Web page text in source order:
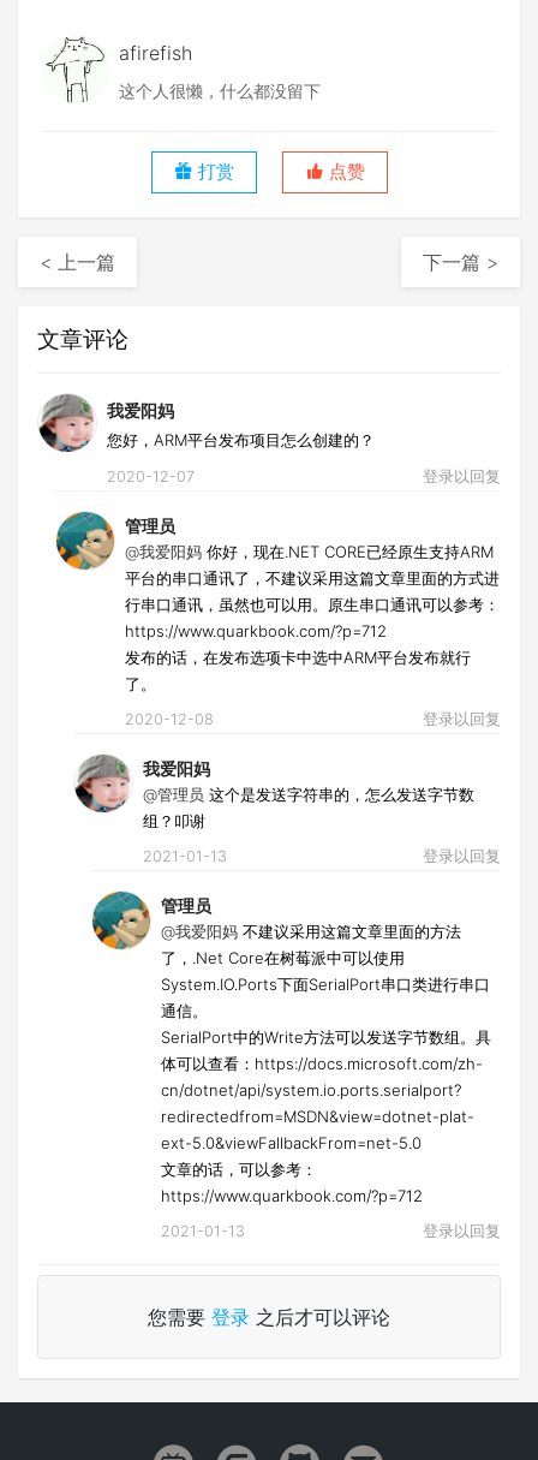
afirefish
这个人很懒，什么都没留下
打赏 点赞
< 上一篇 下一篇 >
文章评论
我爱阳妈
您好，ARM平台发布项目怎么创建的？
2020-12-07 登录以回复
管理员
@我爱阳妈 你好，现在.NET CORE已经原生支持ARM
平台的串口通讯了，不建议采用这篇文章里面的方式进
行串口通讯，虽然也可以用。原生串口通讯可以参考：
https://www.quarkbook.com/?p=712
发布的话，在发布选项卡中选中ARM平台发布就行
了。
2020-12-08 登录以回复
我爱阳妈
@管理员 这个是发送字符串的，怎么发送字节数
组？叩谢
2021-01-13 登录以回复
管理员
@我爱阳妈 不建议采用这篇文章里面的方法
了，.Net Core在树莓派中可以使用
System.IO.Ports下面SerialPort串口类进行串口
通信。
SerialPort中的Write方法可以发送字节数组。具
体可以查看：https://docs.microsoft.com/zh-
cn/dotnet/api/system.io.ports.serialport?
redirectedfrom=MSDN&view=dotnet-plat-
ext-5.0&viewFallbackFrom=net-5.0
文章的话，可以参考：
https://www.quarkbook.com/?p=712
2021-01-13 登录以回复
您需要 登录 之后才可以评论